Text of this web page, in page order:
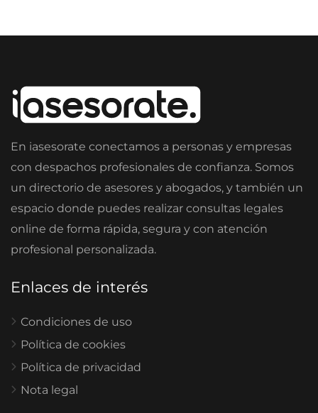
En iasesorate conectamos a personas y empresas
con despachos profesionales de confianza. Somos
un directorio de asesores y abogados, y también un
espacio donde puedes realizar consultas legales
online de forma rápida, segura y con atención
profesional personalizada.
Enlaces de interés
Condiciones de uso
Política de cookies
Política de privacidad
Nota legal